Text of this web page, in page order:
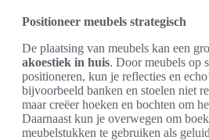
Positioneer meubels strategisch
De plaatsing van meubels kan een
akoestiek in huis. Door meubels op
positioneren, kun je reflecties en
bijvoorbeeld banken en stoelen niet
maar creëer hoeken en bochten om
Daarnaast kun je overwegen om
meubelstukken te gebruiken als